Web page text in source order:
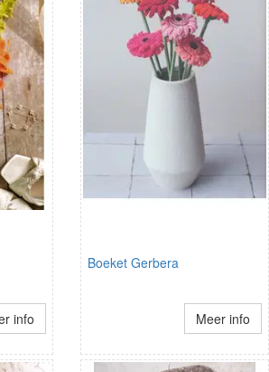
info
Boeket Gerbera
Meer info